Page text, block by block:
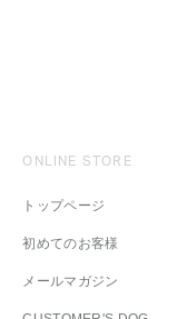
ONLINE STORE
トップページ
初めてのお客様
メールマガジン